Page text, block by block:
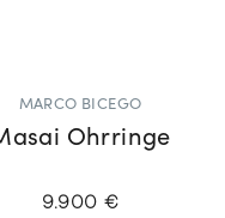
MARCO BICEGO
Ohrringe
9.900 €